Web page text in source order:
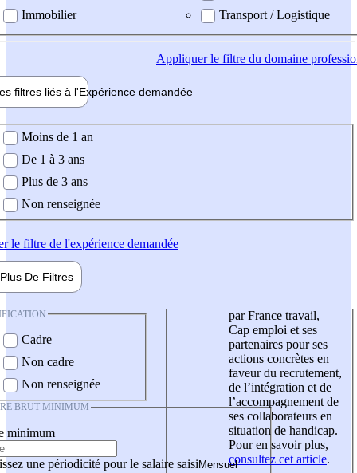
Immobilier
Transport / Logistique
Appliquerle filtre du domaine
filtres liés à l'Expérience demandée
demandée
Moins de 1 an
De 1 à 3 ans
Plus de 3 ans
Non renseignée
le filtre de l'expérience demandée
Plus De Filtres
Cadre
Non cadre
Non renseignée
BRUT MINIMUM
minimum
une périodicité pour le salaire saisi
par France travail,
Cap emploi et ses
partenaires pour ses
actions concrètes en
faveur du recrutement,
de l’intégration et de
l’accompagnement de
ses collaborateurs en
situation de handicap.
Pour en savoir plus,
consultez cet article.